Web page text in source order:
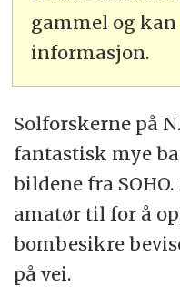
gammel og
informasjon.
Solforskerne på
fantastisk mye
bildene fra
amatør til for å
bombesikre
på vei.